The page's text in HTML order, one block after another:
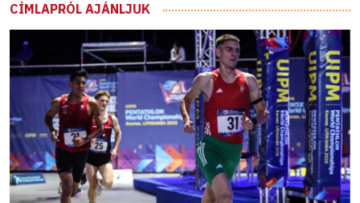
CÍMLAPRÓL AJÁNLJUK